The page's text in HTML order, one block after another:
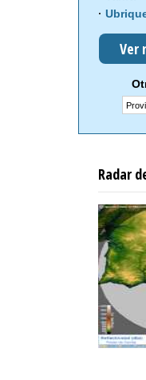
Ver
Radar